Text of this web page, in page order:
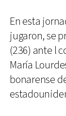
En esta
jugaron, se
(236) ante l
María
bonarense